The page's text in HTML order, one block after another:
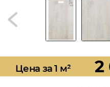
Цена за 1 м² 2